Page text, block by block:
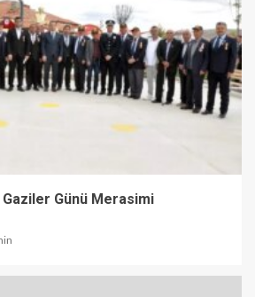
Gaziler Günü Merasimi